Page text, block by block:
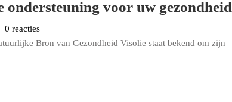
voor uw gezondheid
0 reacties
Bron van Gezondheid Visolie staat bekend om zijn